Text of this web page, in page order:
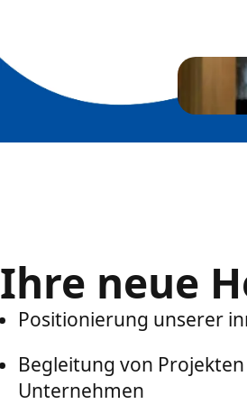
Ihre neue
Positionierung unserer
Begleitung von
Unternehmen